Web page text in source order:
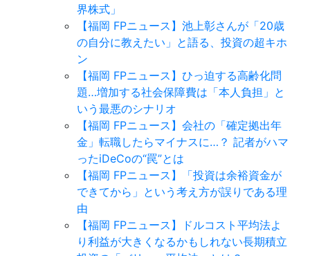
界株式」
【福岡 FPニュース】池上彰さんが「20歳
の自分に教えたい」と語る、投資の超キホ
ン
【福岡 FPニュース】ひっ迫する高齢化問
題…増加する社会保障費は「本人負担」と
いう最悪のシナリオ
【福岡 FPニュース】会社の「確定拠出年
金」転職したらマイナスに…？ 記者がハマ
ったiDeCoの“罠”とは
【福岡 FPニュース】「投資は余裕資金が
できてから」という考え方が誤りである理
由
【福岡 FPニュース】ドルコスト平均法よ
り利益が大きくなるかもしれない長期積立